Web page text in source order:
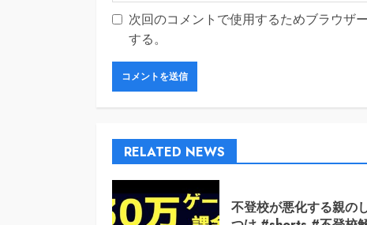
次回のコメントで使用するためブラウザ
する。
RELATED NEWS
不登校が悪化する親の